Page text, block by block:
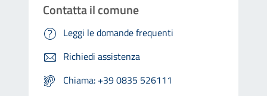
Contatta il comune
Leggi le domande frequenti
Richiedi assistenza
Chiama: +39 0835 526111